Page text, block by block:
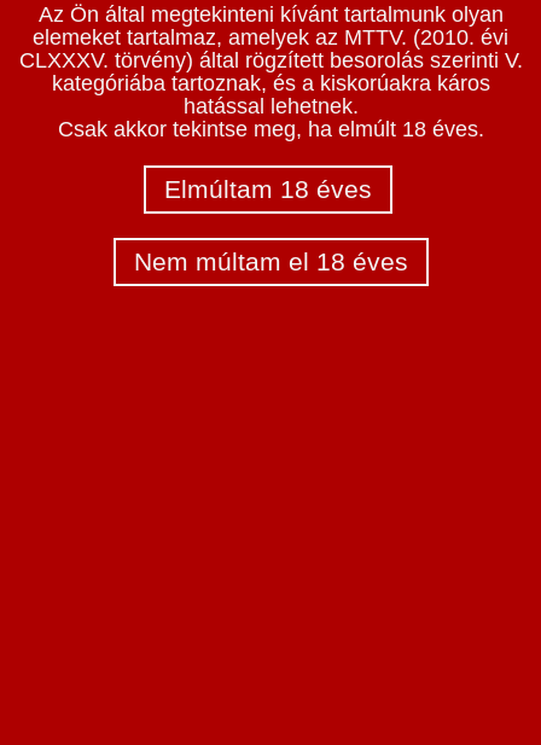
Az Ön által megtekinteni kívánt tartalmunk olyan
elemeket tartalmaz, amelyek az MTTV. (2010. évi
CLXXXV. törvény) által rögzített besorolás szerinti V.
kategóriába tartoznak, és a kiskorúakra káros
hatással lehetnek.
Csak akkor tekintse meg, ha elmúlt 18 éves.
Elmúltam 18 éves
Nem múltam el 18 éves